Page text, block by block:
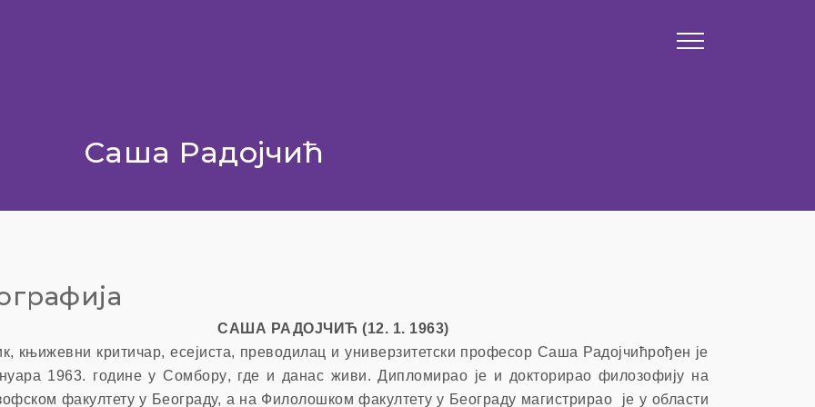
Саша Радојчић
САША РАДОЈЧИЋ (12. 1. 1963)
књижевни критичар, есејиста, преводилац и универзитетски професор Саша Радојчићрођен је
1963. године у Сомбору, где и данас живи. Дипломирао је и докторирао филозофију на
факултету у Београду, а на Филолошком факултету у Београду магистрирао
je у области